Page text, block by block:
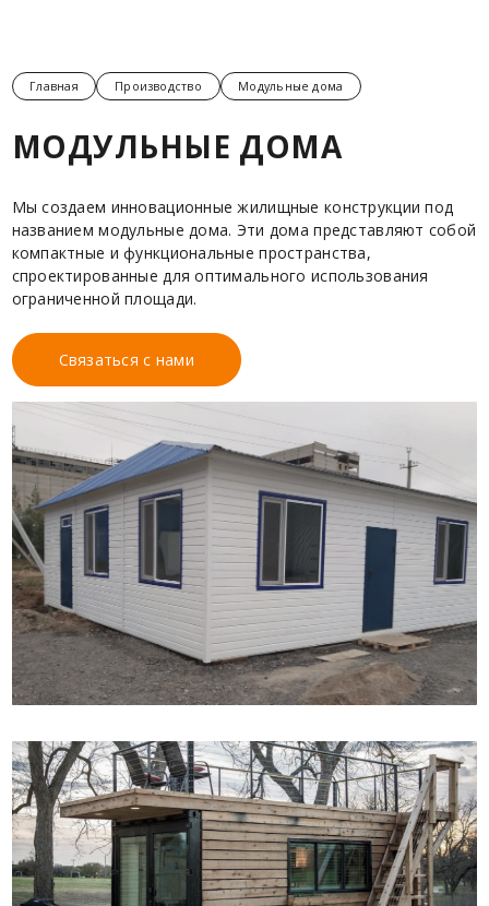
Главная Производство Модульные дома
МОДУЛЬНЫЕ ДОМА
Мы создаем инновационные жилищные конструкции под
названием модульные дома. Эти дома представляют собой
компактные и функциональные пространства,
спроектированные для оптимального использования
ограниченной площади.
Связаться с нами